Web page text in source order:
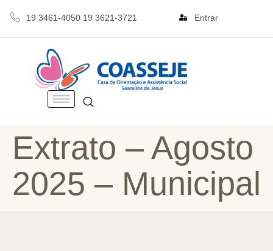
19 3461-4050 19 3621-3721 Entrar
Extrato – Agosto
2025 – Municipal